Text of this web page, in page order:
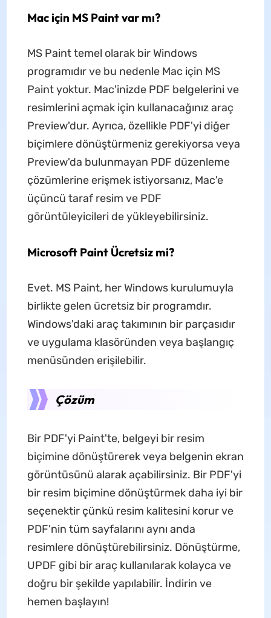
Mac için MS Paint var mı?
MS Paint temel olarak bir Windows
programıdır ve bu nedenle Mac için MS
Paint yoktur. Mac'inizde PDF belgelerini ve
resimlerini açmak için kullanacağınız araç
Preview'dur. Ayrıca, özellikle PDF'yi diğer
biçimlere dönüştürmeniz gerekiyorsa veya
Preview'da bulunmayan PDF düzenleme
çözümlerine erişmek istiyorsanız, Mac'e
üçüncü taraf resim ve PDF
görüntüleyicileri de yükleyebilirsiniz.
Microsoft Paint Ücretsiz mi?
Evet. MS Paint, her Windows kurulumuyla
birlikte gelen ücretsiz bir programdır.
Windows'daki araç takımının bir parçasıdır
ve uygulama klasöründen veya başlangıç ​​
menüsünden erişilebilir.
Çözüm
Bir PDF'yi Paint'te, belgeyi bir resim
biçimine dönüştürerek veya belgenin ekran
görüntüsünü alarak açabilirsiniz. Bir PDF'yi
bir resim biçimine dönüştürmek daha iyi bir
seçenektir çünkü resim kalitesini korur ve
PDF'nin tüm sayfalarını aynı anda
resimlere dönüştürebilirsiniz. Dönüştürme,
UPDF gibi bir araç kullanılarak kolayca ve
doğru bir şekilde yapılabilir. İndirin ve
hemen başlayın!